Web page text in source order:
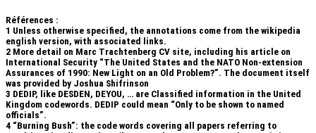
Références :
1 Unless otherwise specified, the annotations come from the wikipedia
english version, with associated links.
2 More detail on Marc Trachtenberg CV site, including his article on
International Security “The United States and the NATO Non-extension
Assurances of 1990: New Light on an Old Problem?”. The document itself
was provided by Joshua Shifrinson
3 DEDIP, like DESDEN, DEYOU, … are Classified information in the United
Kingdom codewords. DEDIP could mean “Only to be shown to named
officials”.
4 “Burning Bush”: the code words covering all papers referring to